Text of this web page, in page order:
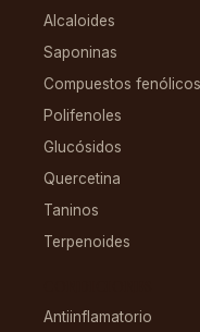
Alcaloides
Saponinas
Compuestos fenólicos
Polifenoles
Glucósidos
Quercetina
Taninos
Terpenoides
Antiinflamatorio